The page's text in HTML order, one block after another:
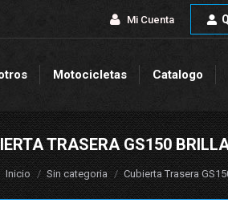
Mi Cuenta
Motocicletas Catalogo
TRASERA GS150
Estás aquí:
Inicio Sin categoria Cubierta Trasera
Mi Cuenta
Motocicletas Catalogo